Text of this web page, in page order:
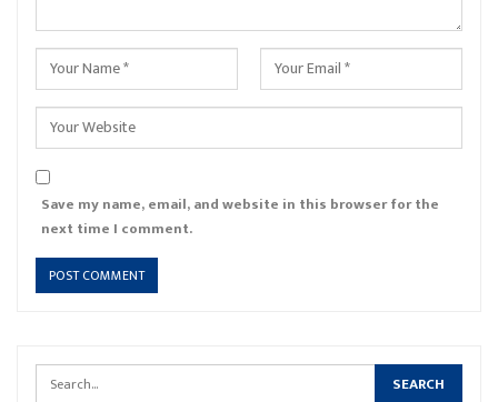
Save my name, email, and website in this browser for the
next time I comment.